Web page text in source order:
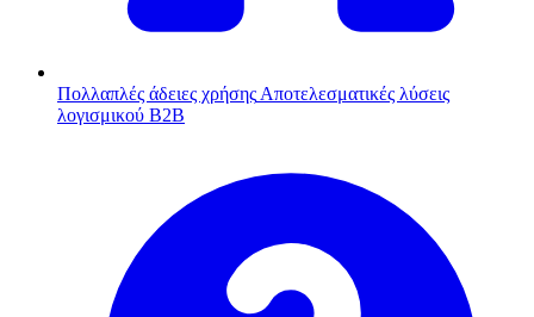
Πολλαπλές άδειες χρήσης Αποτελεσματικές λύσεις
λογισμικού B2B